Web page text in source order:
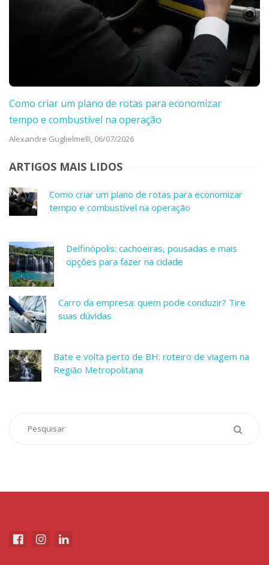
Como criar um plano de rotas para economizar
tempo e combustível na operação
Alexandre Guglielmelli, 06/07/2026
ARTIGOS MAIS LIDOS
Como criar um plano de rotas para economizar
tempo e combustível na operação
Delfinópolis: cachoeiras, pousadas e mais
opções para fazer na cidade
Carro da empresa: quem pode conduzir? Tire
suas dúvidas
Bate e volta perto de BH: roteiro de viagem na
Região Metropolitana